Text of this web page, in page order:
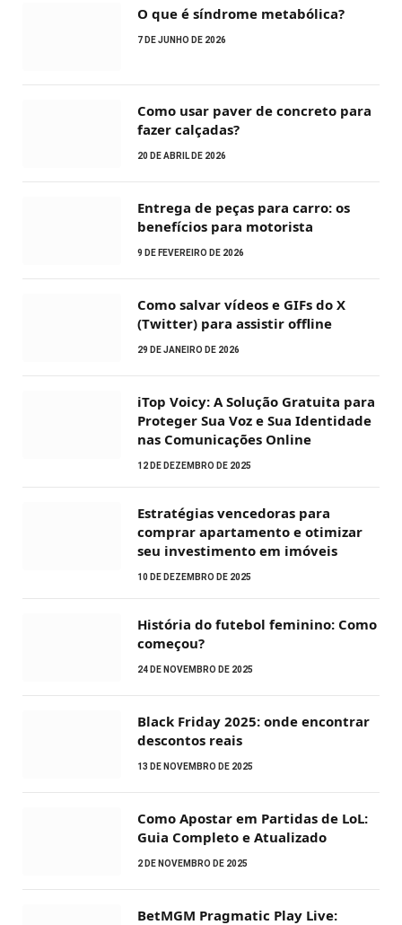
O que é síndrome metabólica?
7 DE JUNHO DE 2026
Como usar paver de concreto para
fazer calçadas?
20 DE ABRIL DE 2026
Entrega de peças para carro: os
benefícios para motorista
9 DE FEVEREIRO DE 2026
Como salvar vídeos e GIFs do X
(Twitter) para assistir offline
29 DE JANEIRO DE 2026
iTop Voicy: A Solução Gratuita para
Proteger Sua Voz e Sua Identidade
nas Comunicações Online
12 DE DEZEMBRO DE 2025
Estratégias vencedoras para
comprar apartamento e otimizar
seu investimento em imóveis
10 DE DEZEMBRO DE 2025
História do futebol feminino: Como
começou?
24 DE NOVEMBRO DE 2025
Black Friday 2025: onde encontrar
descontos reais
13 DE NOVEMBRO DE 2025
Como Apostar em Partidas de LoL:
Guia Completo e Atualizado
2 DE NOVEMBRO DE 2025
BetMGM Pragmatic Play Live: